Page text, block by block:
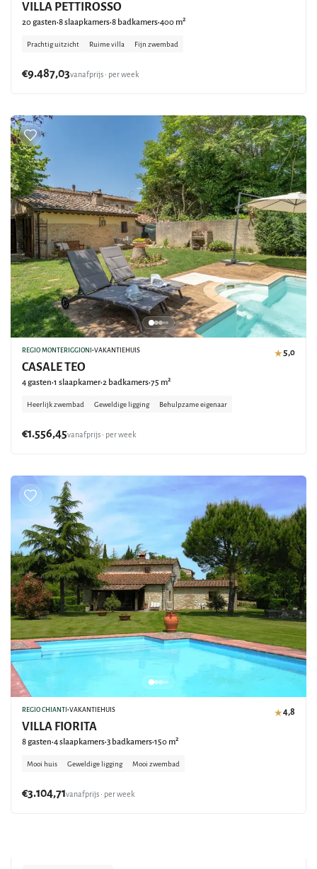
VILLA PETTIROSSO
20 gasten•8 slaapkamers•8 badkamers•400 m²
Prachtig uitzicht Ruime villa Fijn zwembad
€9.487,03vanafprijs • per week
★5,0
REGIO MONTERIGGIONI •VAKANTIEHUIS
CASALE TEO
4 gasten•1 slaapkamer•2 badkamers•75 m²
Heerlijk zwembad Geweldige ligging Behulpzame eigenaar
€1.556,45vanafprijs • per week
★4,8
REGIO CHIANTI •VAKANTIEHUIS
VILLA FIORITA
8 gasten•4 slaapkamers•3 badkamers•150 m²
Mooi huis Geweldige ligging Mooi zwembad
€3.104,71vanafprijs • per week